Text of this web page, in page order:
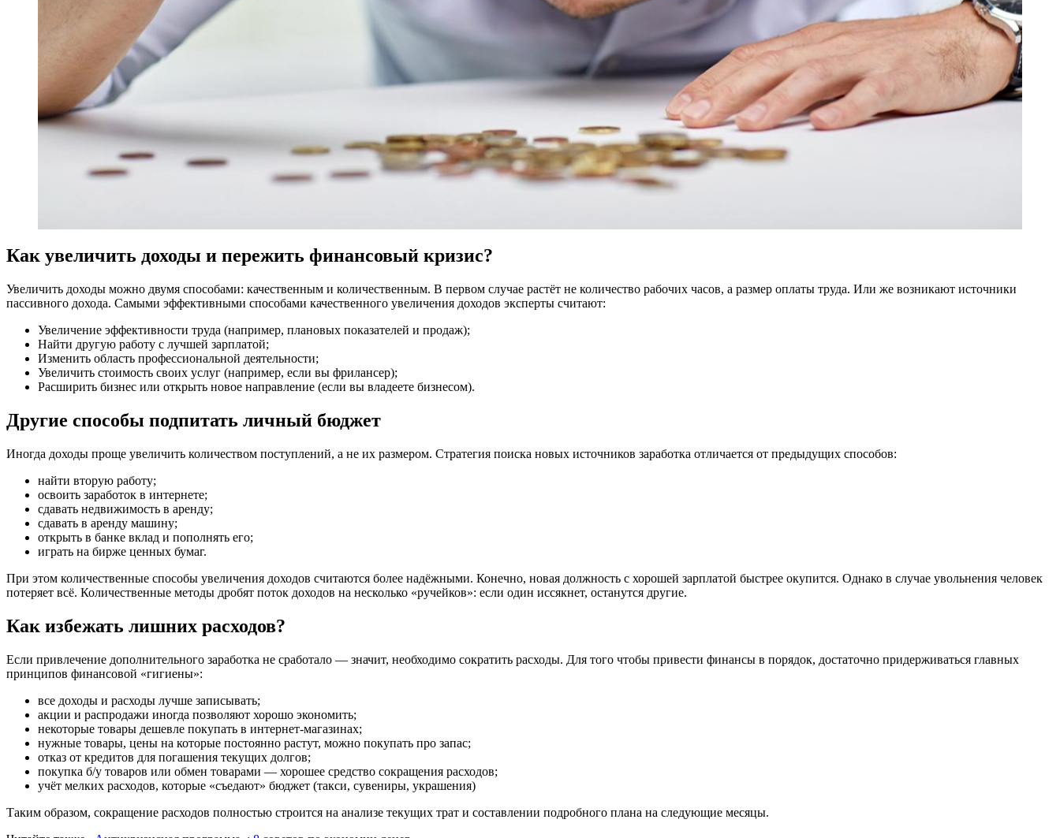
Как увеличить доходы и пережить финансовый кризис?
Увеличить доходы можно двумя способами: качественным и количественным. В первом случае растёт не количество рабочих часов, а размер оплаты труда. Или же возникают источники
пассивного дохода. Самыми эффективными способами качественного увеличения доходов эксперты считают:
Увеличение эффективности труда (например, плановых показателей и продаж);
Найти другую работу с лучшей зарплатой;
Изменить область профессиональной деятельности;
Увеличить стоимость своих услуг (например, если вы фрилансер);
Расширить бизнес или открыть новое направление (если вы владеете бизнесом).
Другие способы подпитать личный бюджет
Иногда доходы проще увеличить количеством поступлений, а не их размером. Стратегия поиска новых источников заработка отличается от предыдущих способов:
найти вторую работу;
освоить заработок в интернете;
сдавать недвижимость в аренду;
сдавать в аренду машину;
открыть в банке вклад и пополнять его;
играть на бирже ценных бумаг.
При этом количественные способы увеличения доходов считаются более надёжными. Конечно, новая должность с хорошей зарплатой быстрее окупится. Однако в случае увольнения человек
потеряет всё. Количественные методы дробят поток доходов на несколько «ручейков»: если один иссякнет, останутся другие.
Как избежать лишних расходов?
Если привлечение дополнительного заработка не сработало — значит, необходимо сократить расходы. Для того чтобы привести финансы в порядок, достаточно придерживаться главных
принципов финансовой «гигиены»:
все доходы и расходы лучше записывать;
акции и распродажи иногда позволяют хорошо экономить;
некоторые товары дешевле покупать в интернет-магазинах;
нужные товары, цены на которые постоянно растут, можно покупать про запас;
отказ от кредитов для погашения текущих долгов;
покупка б/у товаров или обмен товарами — хорошее средство сокращения расходов;
учёт мелких расходов, которые «съедают» бюджет (такси, сувениры, украшения)
Таким образом, сокращение расходов полностью строится на анализе текущих трат и составлении подробного плана на следующие месяцы.